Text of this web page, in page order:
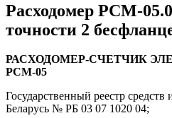
Расходомер РСМ-
точности 2
РАСХОДОМЕР-СЧЕТЧИК
РСМ-05
Государственный реестр
Беларусь № РБ 03 07 1020 04;